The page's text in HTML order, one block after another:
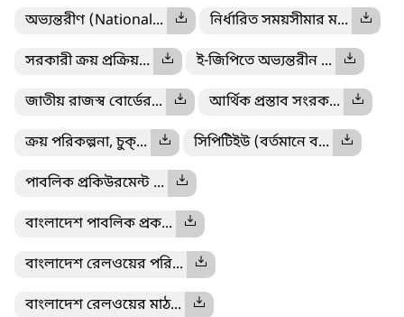
অভ্যন্তরীণ (National... নির্ধারিত সময়সীমার ম...
সরকারী ক্রয় প্রক্রিয়... ই-জিপিতে অভ্যন্তরীন ...
জাতীয় রাজস্ব বোর্ডের... আর্থিক প্রস্তাব সংরক...
ক্রয় পরিকল্পনা, চুক্... সিপিটিইউ (বর্তমানে ব...
পাবলিক প্রকিউরমেন্ট ...
বাংলাদেশ পাবলিক প্রক...
বাংলাদেশ রেলওয়ের পরি...
বাংলাদেশ রেলওয়ের মাঠ...